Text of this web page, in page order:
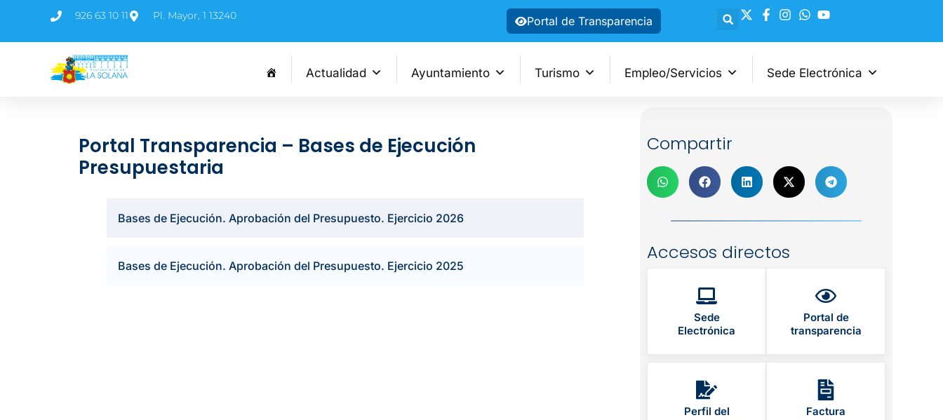
926 63 10 11 Pl. Mayor, 1 13240 Portal de Transparencia
Actualidad Ayuntamiento Turismo Empleo/Servicios Sede Electrónica
Portal Transparencia – Bases de Ejecución
Presupuestaria
Bases de Ejecución. Aprobación del Presupuesto. Ejercicio 2026
Bases de Ejecución. Aprobación del Presupuesto. Ejercicio 2025
Compartir
Accesos directos
Sede
Electrónica
Portal de
transparencia
Perfil del
Factura